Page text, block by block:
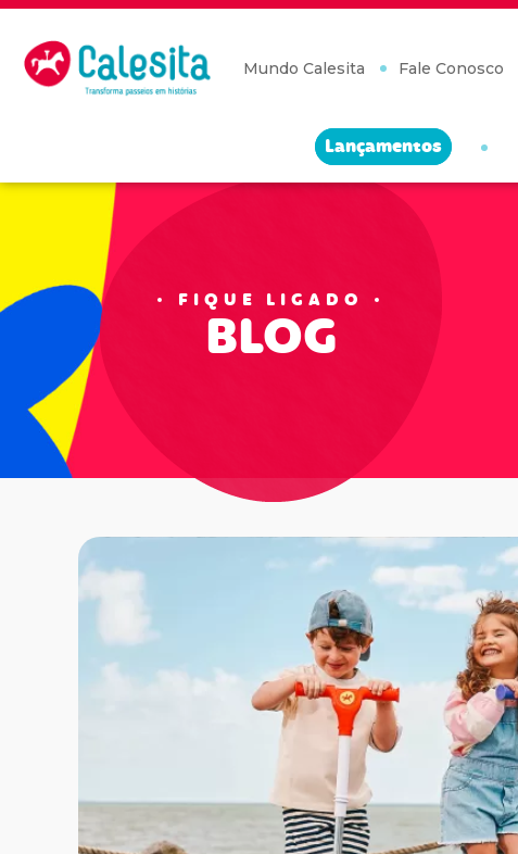
Skip
content
Mundo Calesita Fale Conosco
Lançamentos
FIQUE LIGADO
BLOG